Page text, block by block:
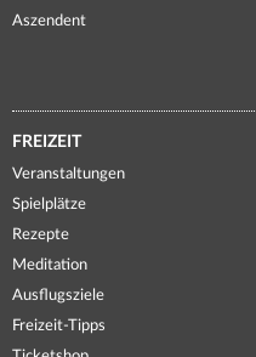
Aszendent
FREIZEIT
Veranstaltungen
Spielplätze
Rezepte
Meditation
Ausflugsziele
Freizeit-Tipps